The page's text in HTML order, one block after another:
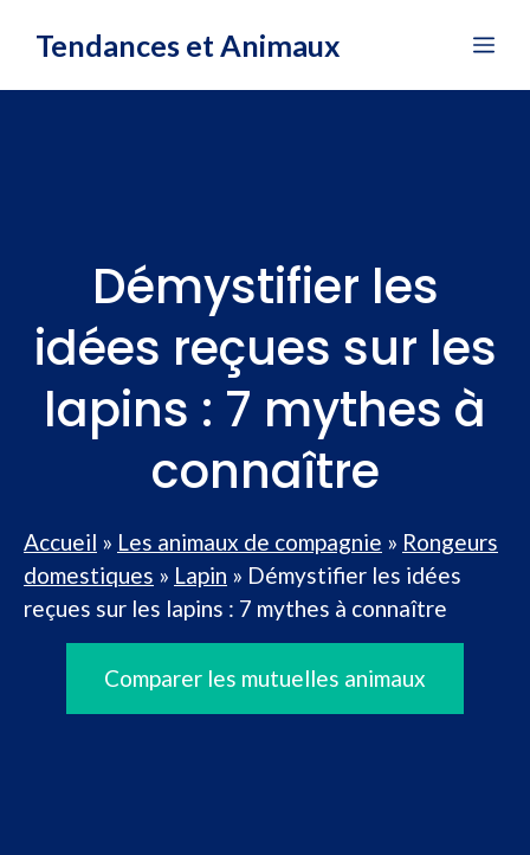
Tendances et Animaux
Démystifier les
idées reçues sur les
lapins : 7 mythes à
connaître
Accueil » Les animaux de compagnie » Rongeurs
domestiques » Lapin » Démystifier les idées
reçues sur les lapins : 7 mythes à connaître
Comparer les mutuelles animaux